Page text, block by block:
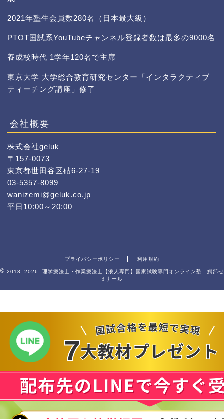
2021年塾生会員数280名（日本最大級）
PTOT国試系YouTubeチャンネル登録者数は最多の9000名
養成校時代 1学年120名で主席
東京大学 大学総合教育研究センター「インタラクティブ
ティーチング講座」修了
会社概要
株式会社geluk
〒157-0073
東京都世田谷区砧6-27-19
03-5357-8099
wanizemi@geluk.co.jp
平日10:00～20:00
プライバシーポリシー 利用規約
2018–2026 理学療法士・作業療法士【浪人専門】国家試験専門オンライン塾 鰐部ゼ
ミナール